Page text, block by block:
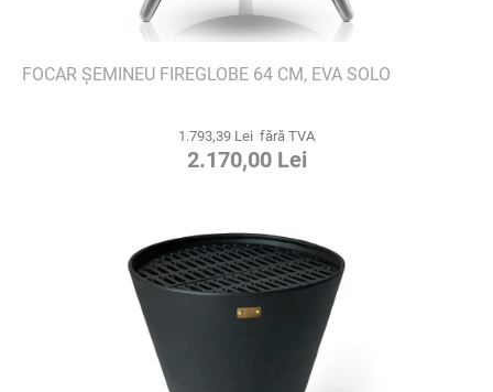
FOCAR ȘEMINEU FIREGLOBE 64 CM, EVA SOLO
1.793,39 Lei fără TVA
2.170,00 Lei